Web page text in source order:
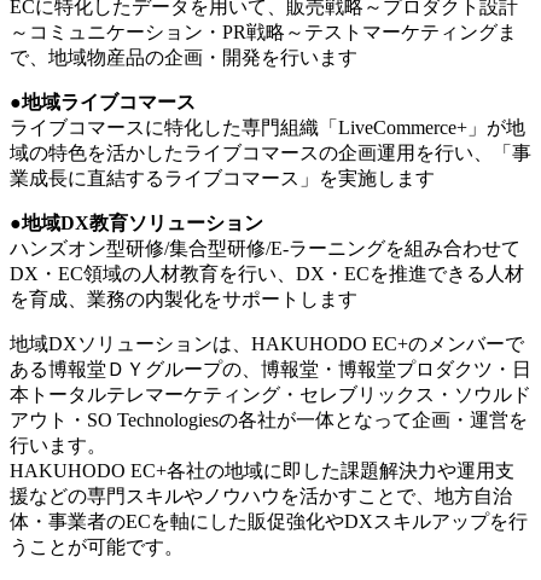
ECに特化したデータを用いて、販売戦略～プロダクト設計
～コミュニケーション・PR戦略～テストマーケティングま
で、地域物産品の企画・開発を行います
●地域ライブコマース
ライブコマースに特化した専門組織「LiveCommerce+」が地
域の特色を活かしたライブコマースの企画運用を行い、「事
業成長に直結するライブコマース」を実施します
●地域DX教育ソリューション
ハンズオン型研修/集合型研修/E-ラーニングを組み合わせて
DX・EC領域の人材教育を行い、DX・ECを推進できる人材
を育成、業務の内製化をサポートします
地域DXソリューションは、HAKUHODO EC+のメンバーで
ある博報堂ＤＹグループの、博報堂・博報堂プロダクツ・日
本トータルテレマーケティング・セレブリックス・ソウルド
アウト・SO Technologiesの各社が一体となって企画・運営を
行います。
HAKUHODO EC+各社の地域に即した課題解決力や運用支
援などの専門スキルやノウハウを活かすことで、地方自治
体・事業者のECを軸にした販促強化やDXスキルアップを行
うことが可能です。